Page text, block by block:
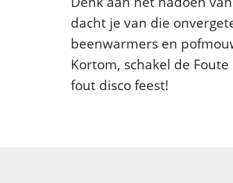
dacht je van die
beenwarmers en
Kortom, schakel de
fout disco feest!